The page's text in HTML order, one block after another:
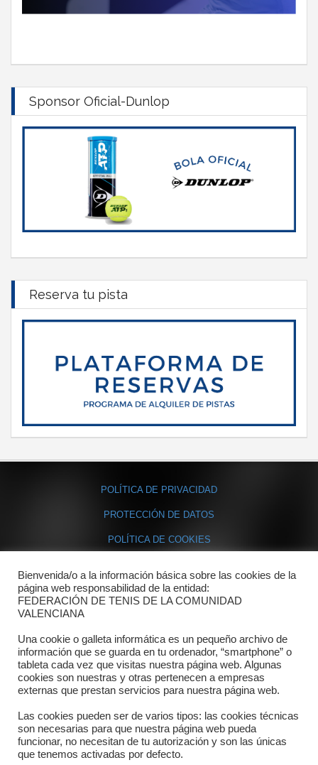
Sponsor Oficial-Dunlop
Reserva tu pista
POLÍTICA DE PRIVACIDAD
PROTECCIÓN DE DATOS
POLÍTICA DE COOKIES
Contacto
Dónde estamos
Directorio departamentos
Horario
Formulario de contacto
Bienvenida/o a la información básica sobre las cookies de la
página web responsabilidad de la entidad:
FEDERACIÓN DE TENIS DE LA COMUNIDAD
VALENCIANA
Una cookie o galleta informática es un pequeño archivo de
información que se guarda en tu ordenador, “smartphone” o
tableta cada vez que visitas nuestra página web. Algunas
cookies son nuestras y otras pertenecen a empresas
externas que prestan servicios para nuestra página web.
Las cookies pueden ser de varios tipos: las cookies técnicas
son necesarias para que nuestra página web pueda
funcionar, no necesitan de tu autorización y son las únicas
que tenemos activadas por defecto.